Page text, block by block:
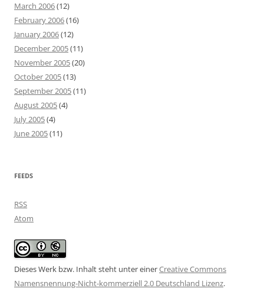
March 2006(12)
February 2006(16)
January 2006(12)
December 2005(11)
November 2005(20)
October 2005(13)
September 2005(11)
August 2005(4)
July 2005(4)
June 2005(11)
FEEDS
RSS
Atom
Dieses Werk bzw. Inhalt steht unter einerCreative Commons
Namensnennung-Nicht-kommerziell 2.0 Deutschland Lizenz.